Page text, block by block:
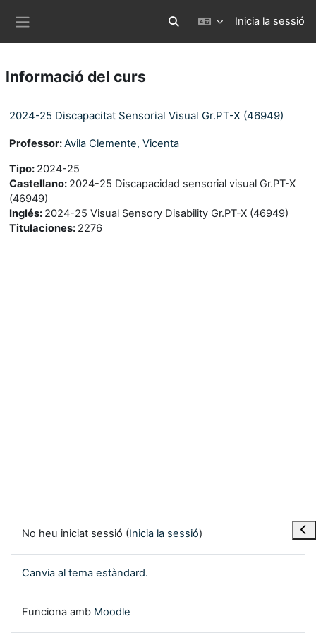
Commuta l'entrada de la cerca
Inicia la sessió
Informació del curs
2024-25 Discapacitat Sensorial Visual Gr.PT-X (46949)
Professor:Avila Clemente, Vicenta
Tipo: 2024-25
Castellano: 2024-25 Discapacidad sensorial visual Gr.PT-X
(46949)
Inglés: 2024-25 Visual Sensory Disability Gr.PT-X (46949)
Titulaciones: 2276
No heu iniciat sessió (Inicia la sessió)
Canvia al tema estàndard.
Funciona amb Moodle